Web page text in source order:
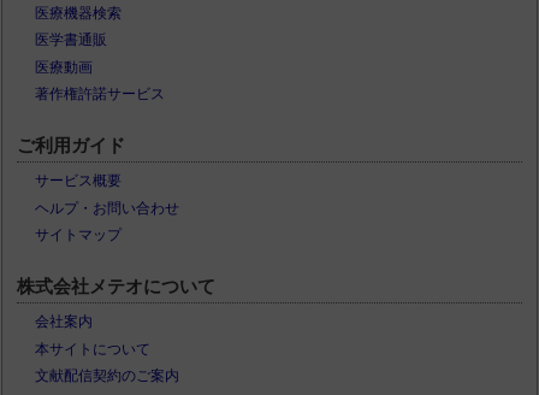
医療機器検索
医学書通販
医療動画
著作権許諾サービス
ご利用ガイド
サービス概要
ヘルプ・お問い合わせ
サイトマップ
株式会社メテオについて
会社案内
本サイトについて
文献配信契約のご案内